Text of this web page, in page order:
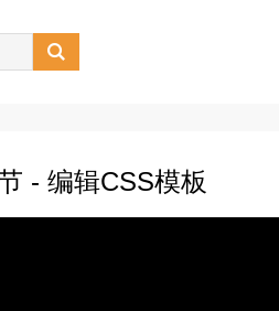

- 编辑CSS模板